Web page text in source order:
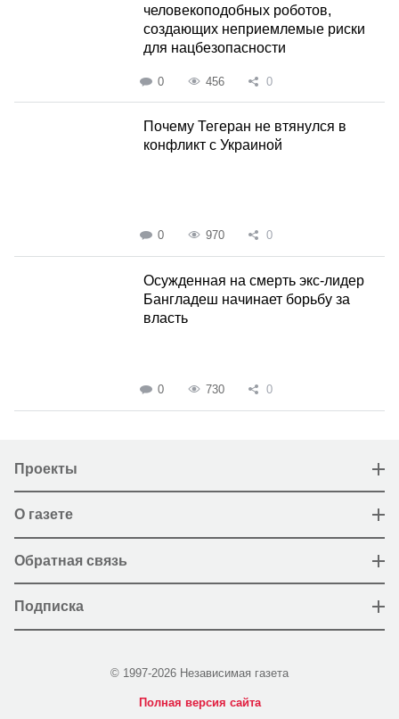
человекоподобных роботов,
создающих неприемлемые риски
для нацбезопасности
0 456 0
Почему Тегеран не втянулся в
конфликт с Украиной
0 970 0
Осужденная на смерть экс-лидер
Бангладеш начинает борьбу за
власть
0 730 0
Проекты
О газете
Обратная связь
Подписка
© 1997-2026 Независимая газета
Полная версия сайта